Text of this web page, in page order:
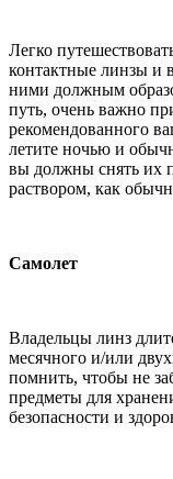
Легко
контактные линзы и
ними должным
путь, очень важно
рекомендованного
летите ночью и
вы должны снять их
раствором, как
Самолет
Владельцы линз
месячного и/или
помнить, чтобы не
предметы для
безопасности и